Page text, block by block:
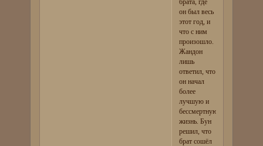
брата, где
он был весь
этот год, и
что с ним
произошло.
Жандон
лишь
ответил, что
он начал
более
лучшую и
бессмертную
жизнь. Бун
решил, что
брат сошёл